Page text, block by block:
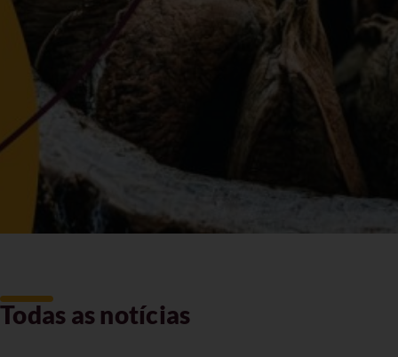
Todas as notícias